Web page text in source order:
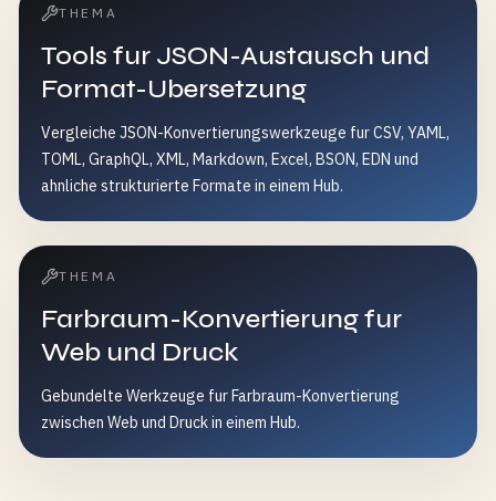
THEMA
Tools fur JSON-Austausch und
Format-Ubersetzung
Vergleiche JSON-Konvertierungswerkzeuge fur CSV, YAML,
TOML, GraphQL, XML, Markdown, Excel, BSON, EDN und
ahnliche strukturierte Formate in einem Hub.
THEMA
Farbraum-Konvertierung fur
Web und Druck
Gebundelte Werkzeuge fur Farbraum-Konvertierung
zwischen Web und Druck in einem Hub.